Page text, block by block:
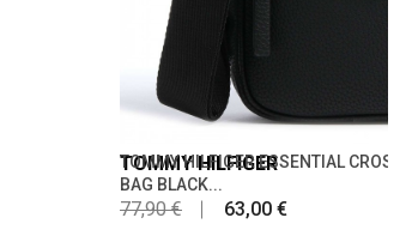
TOMMY HILFIGER
TOMMY HILFIGER ESSENTIAL
BAG BLACK...
77,90 € 63,00 €